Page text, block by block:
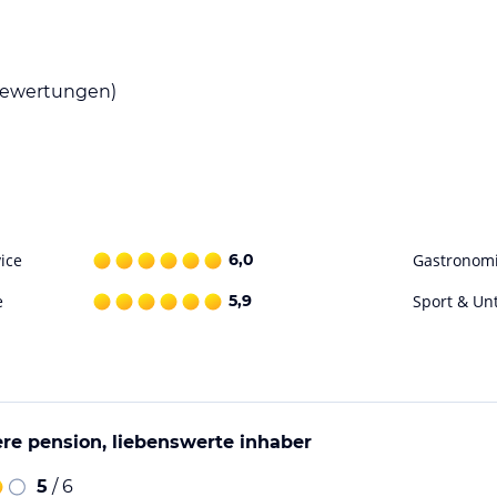
Tennis im nahegelegenen
Therme Meran.
Gewähr. Bitte lies vor der Buchung die
6,0
5,9 Sport &
pension, liebenswerte inhaber
5 / 6